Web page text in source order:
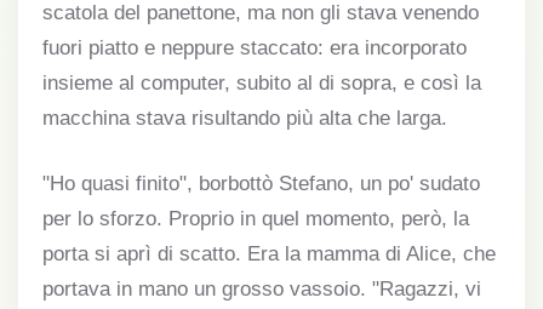
scatola del panettone, ma non gli stava venendo
fuori piatto e neppure staccato: era incorporato
insieme al computer, subito al di sopra, e così la
macchina stava risultando più alta che larga.
"Ho quasi finito", borbottò Stefano, un po' sudato
per lo sforzo. Proprio in quel momento, però, la
porta si aprì di scatto. Era la mamma di Alice, che
portava in mano un grosso vassoio. "Ragazzi, vi